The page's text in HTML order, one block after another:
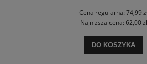
Cena regularna: 74,99
Najniższa cena:62,00 zł
DO KOSZYKA